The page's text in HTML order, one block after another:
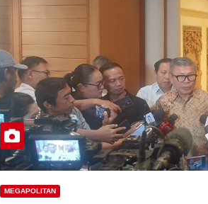
MEGAPOLITAN